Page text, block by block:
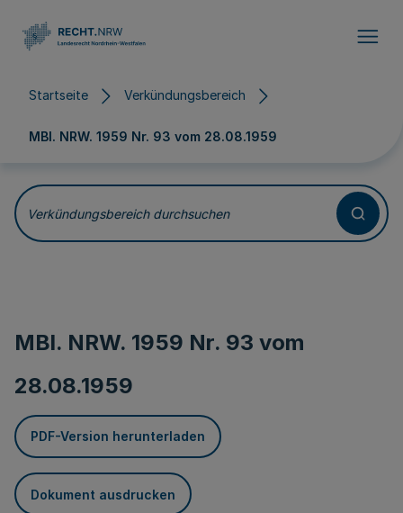
Startseite Verkündungsbereich
MBl. NRW. 1959 Nr. 93 vom 28.08.1959
Verkündungsbereich durchsuchen
MBl. NRW. 1959 Nr. 93 vom
28.08.1959
PDF-Version herunterladen
Dokument ausdrucken